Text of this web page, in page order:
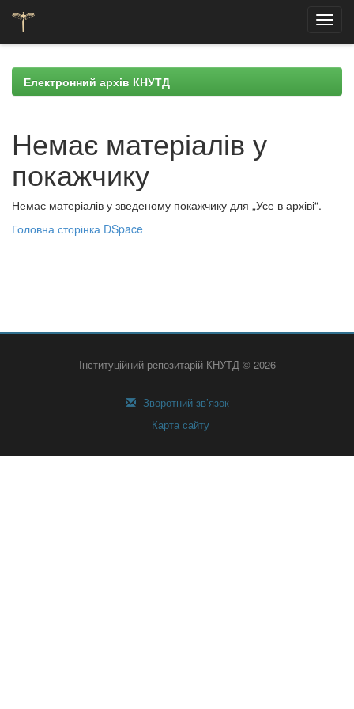
navigationЕлектронний архів КНУТД
Немає матеріалів у
покажчику
Немає матеріалів у зведеному покажчику для „Усе в архіві“.
Головна сторінка DSpace
Інституційний репозитарій КНУТД © 2026
Зворотний зв’язок
Карта сайту